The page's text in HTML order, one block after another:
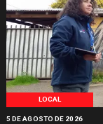
LOCAL
5 DE AGOSTO DE 2026